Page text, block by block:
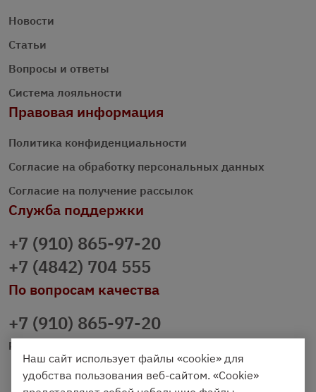
Новости
Статьи
Вопросы и ответы
Система лояльности
Правовая информация
Политика конфиденциальности
Согласие на обработку персональных данных
Согласие на получение рассылок
Служба поддержки
+7 (910) 865-97-20
+7 (4842) 704 555
По вопросам качества
+7 (910) 865-97-20
prazdnichniy40@palmi.ru
Наш сайт использует файлы «cookie» для
удобства пользования веб-сайтом. «Cookie»